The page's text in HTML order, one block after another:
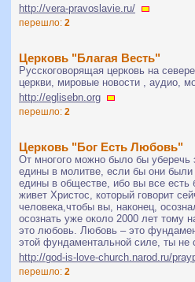
http://vera-pravoslavie.ru/
перешло: 2
Церковь "Благая Весть"
Русскоговорящая церковь на
церкви, мировые новости , аудио,
http://eglisebn.org
перешло: 2
Церковь "Бог Есть Любовь"
От многого можно было бы
едины в молитве, если бы они
едины в обществе, ибо вы все есть
живет Христос, который говорит
человека,чтобы вы, наконец,
осознать уже около 2000 лет тому
это любовь. Любовь – это
этой фундаментальной силе, ты не
http://god-is-love-church.narod.ru/
перешло: 2